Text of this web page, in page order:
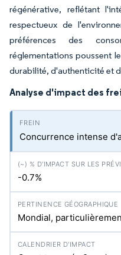
régénérative, reflétant
respectueux de
préférences des
réglementations poussent
durabilité, d'authenticité et
Analyse d'impact des
Concurrence intense
-0.7%
Mondial,